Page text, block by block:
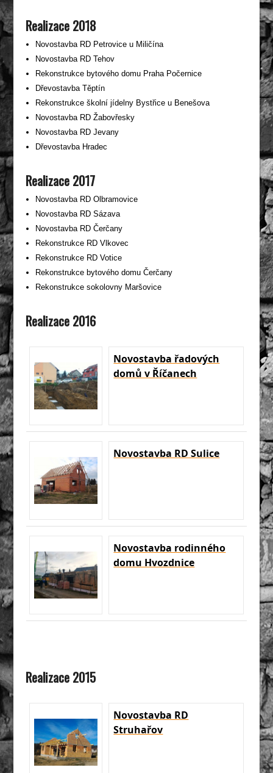
Realizace 2018
Novostavba RD Petrovice u Miličína
Novostavba RD Tehov
Rekonstrukce bytového domu Praha Počernice
Dřevostavba Těptín
Rekonstrukce školní jídelny Bystřice u Benešova
Novostavba RD Žabovřesky
Novostavba RD Jevany
Dřevostavba Hradec
Realizace 2017
Novostavba RD Olbramovice
Novostavba RD Sázava
Novostavba RD Čerčany
Rekonstrukce RD Vlkovec
Rekonstrukce RD Votice
Rekonstrukce bytového domu Čerčany
Rekonstrukce sokolovny Maršovice
Realizace 2016
Novostavba řadových
domů v Říčanech
Novostavba RD Sulice
Novostavba rodinného
domu Hvozdnice
Realizace 2015
Novostavba RD
Struhařov